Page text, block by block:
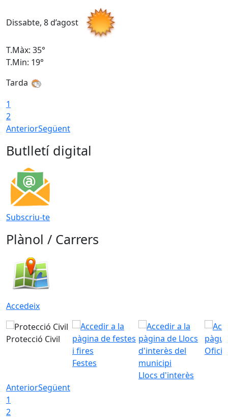
Dissabte, 8 d’agost
T.Màx: 35°
T.Min: 19°
Tarda
1
2
AnteriorSegüent
Butlletí digital
Subscriu-te
Plànol / Carrers
Accedeix
Protecció Civil
Festes
Llocs d'interès
AnteriorSegüent
1
2